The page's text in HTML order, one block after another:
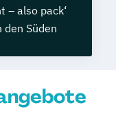
– also pack‘
Süden